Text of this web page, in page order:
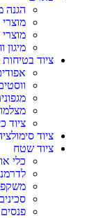
מוצרי
מיגון
ציוד בטיחות
ציוד
ציוד
ציוד שטח
כלי
פנסים